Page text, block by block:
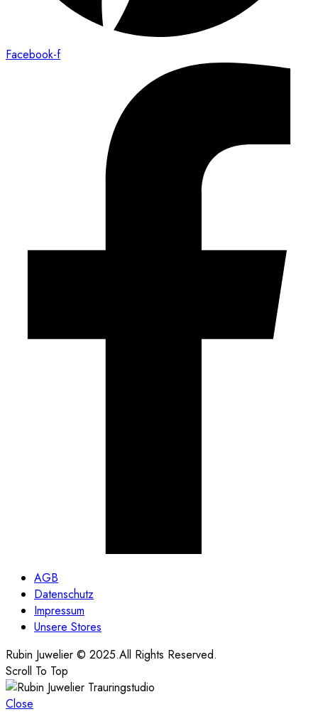
Facebook-f
AGB
Datenschutz
Impressum
Unsere Stores
Rubin Juwelier © 2025.All Rights Reserved.
Scroll To Top
Close